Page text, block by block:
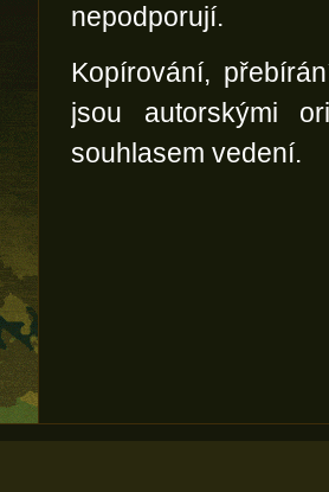
nepodporují.
Kopírování,
jsou autorskými
souhlasem vedení.